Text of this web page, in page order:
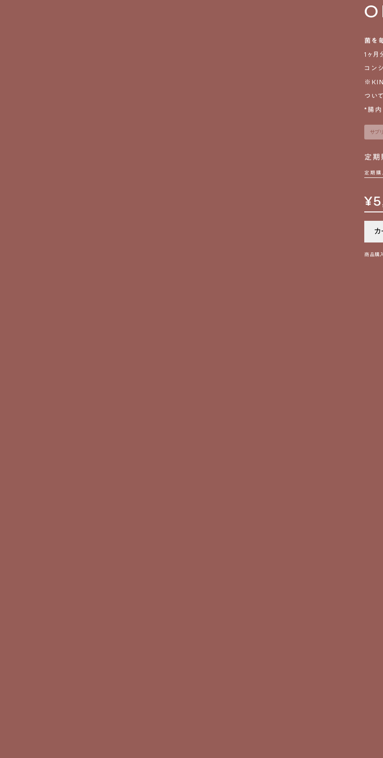
菌を
1ヶ
コン
つい
*腸内
サプ
通
常
格
定期
定期購
商品購